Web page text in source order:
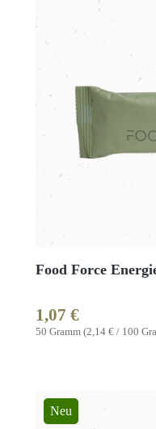
Food Force
50 Gramm (2,14 € / 100
Regulärer Preis:
1,07 €
Neu